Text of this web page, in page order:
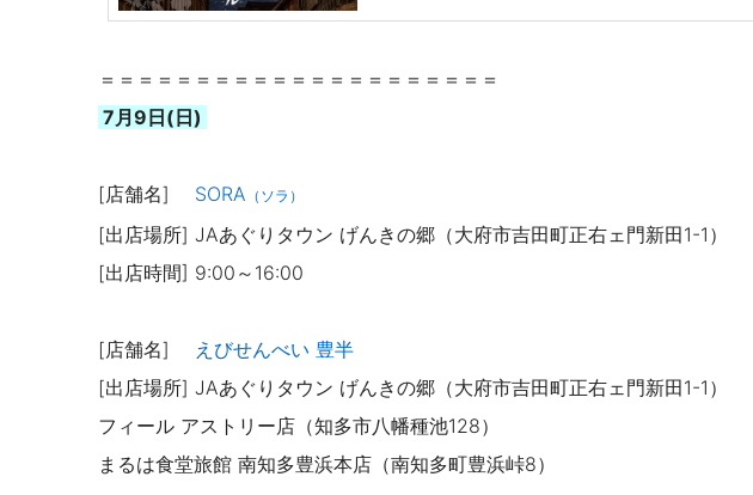
＝＝＝＝＝＝＝＝＝＝＝＝＝＝＝＝＝＝＝＝＝
7月9日(日)
[店舗名] SORA （ソラ）
[出店場所] JAあぐりタウン げんきの郷（大府市吉田町正右ェ門新田1-1）
[出店時間] 9:00～16:00
[店舗名]
えびせんべい 豊半
[出店場所] JAあぐりタウン げんきの郷（大府市吉田町正右ェ門新田1-1）
フィール アストリー店（知多市八幡種池128）
まるは食堂旅館 南知多豊浜本店（南知多町豊浜峠8）